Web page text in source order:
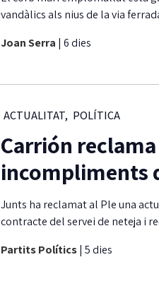
vandàlics als nius de la via
Joan Serra | 6 dies
ACTUALITAT, POLÍTICA
Carrión
incompliments
Junts ha reclamat al Ple una
contracte del servei de neteja i
Partits Polítics| 5 dies